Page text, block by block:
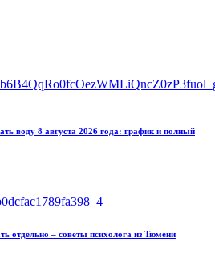
воду 8 августа 2026 года: график и полный
отдельно – советы психолога из Тюмени